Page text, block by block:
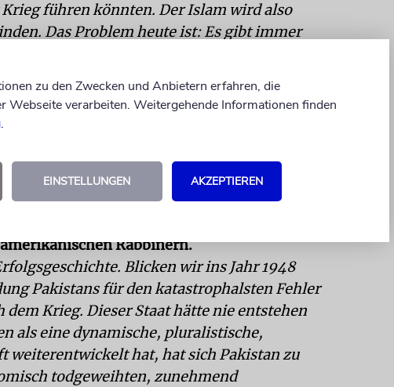
führen könnten. Der Islam wird also
Das Problem heute ist: Es gibt immer
ist auf Seiten der Radikalen.
als 138 Millionen Muslime. Der Subkontinent
Demokratie. Israel ist dort noch
meisten indischen Muslime sind eher säkular
an. Sie sind eher Computertechniker als
Rabbinern.
Blicken wir ins Jahr 1948
Pakistans für den katastrophalsten Fehler
Krieg. Dieser Staat hätte nie entstehen
als eine dynamische, pluralistische,
weiterentwickelt hat, hat sich Pakistan zu
todgeweihten, zunehmend
zu den Zwecken und Anbietern erfahren, die
Webseite verarbeiten. Weitergehende Informationen finden
.
EINSTELLUNGEN AKZEPTIEREN